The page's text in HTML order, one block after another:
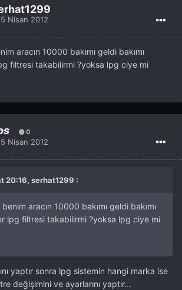
Nisan 2012
aracın 10000 bakımı geldi bakımı
filtresi takabilirmi ?yoksa lpg ciye mi
0
Nisan 2012
20:16, serhat1299 :
aracın 10000 bakımı geldi bakımı
lpg filtresi takabilirmi ?yoksa lpg ciye mi
yaptır sonra lpg sistemin hangi marka ise
değişimini ve ayarlarını yaptır...